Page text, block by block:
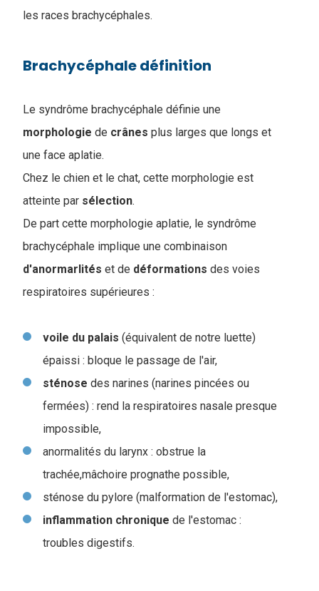
les races brachycéphales.
Brachycéphale définition
Le syndrôme brachycéphale définie une
morphologie de crânes plus larges que longs et
une face aplatie.
Chez le chien et le chat, cette morphologie est
atteinte par sélection.
De part cette morphologie aplatie, le syndrôme
brachycéphale implique une combinaison
d'anormarlités et de déformations des voies
respiratoires supérieures :
voile du palais (équivalent de notre luette)
épaissi : bloque le passage de l'air,
sténose des narines (narines pincées ou
fermées) : rend la respiratoires nasale presque
impossible,
anormalités du larynx : obstrue la
trachée,mâchoire prognathe possible,
sténose du pylore (malformation de l'estomac),
inflammation chronique de l'estomac :
troubles digestifs.